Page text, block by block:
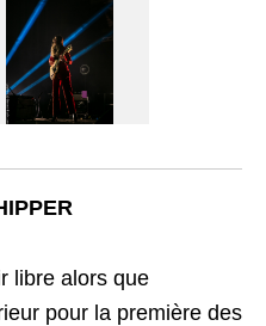
libre alors que
pour la première des